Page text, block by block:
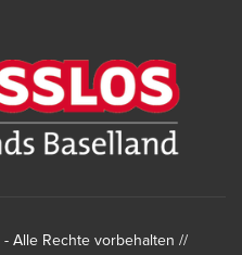
- Alle Rechte vorbehalten //